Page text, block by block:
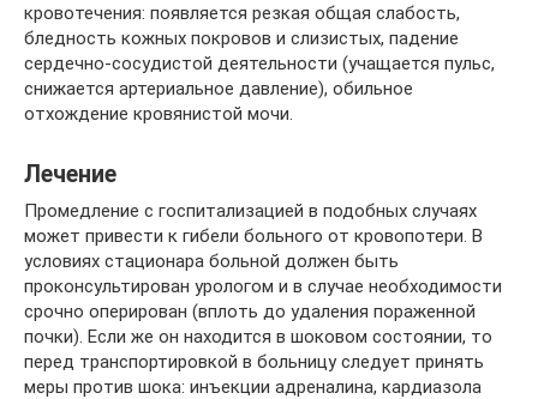
кровотечения: появляется резкая общая слабость,
бледность кожных покровов и слизистых, падение
сердечно-сосудистой деятельности (учащается пульс,
снижается артериальное давление), обильное
отхождение кровянистой мочи.
Лечение
Промедление с госпитализацией в подобных случаях
может привести к гибели больного от кровопотери. В
условиях стационара больной должен быть
проконсультирован урологом и в случае необходимости
срочно оперирован (вплоть до удаления пораженной
почки). Если же он находится в шоковом состоянии, то
перед транспортировкой в больницу следует принять
меры против шока: инъекции адреналина, кардиазола